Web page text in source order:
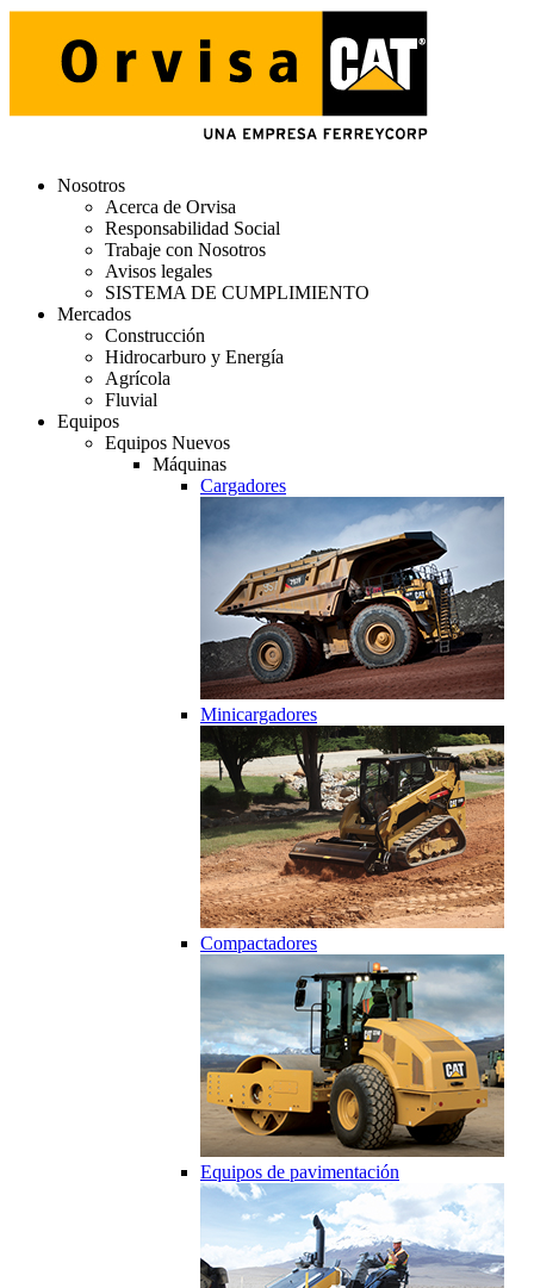
Nosotros
Acerca de Orvisa
Responsabilidad Social
Trabaje con Nosotros
Avisos legales
SISTEMA DE CUMPLIMIENTO
Mercados
Construcción
Hidrocarburo y Energía
Agrícola
Fluvial
Equipos
Equipos Nuevos
Máquinas
Cargadores
Minicargadores
Compactadores
Equipos de pavimentación